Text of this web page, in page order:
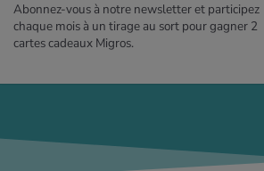
Abonnez-vous à notre newsletter et participez
chaque mois à un tirage au sort pour gagner 2
cartes cadeaux Migros.